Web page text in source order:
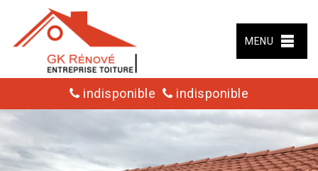
MENU
indisponible indisponible